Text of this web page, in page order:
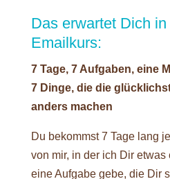
Das erwartet Dich
Emailkurs:
7 Tage, 7 Aufgaben, eine
7 Dinge, die die
anders machen
Du bekommst 7 Tage lang
von mir, in der ich Dir
eine Aufgabe gebe, die Dir